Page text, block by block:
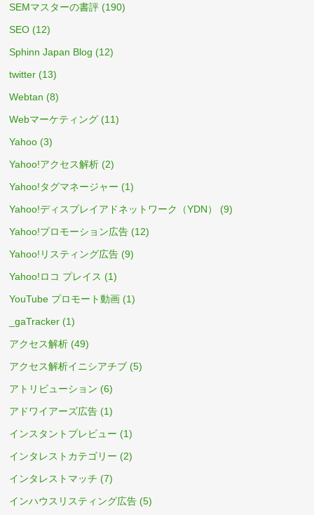
SEMマスターの書評 (190)
SEO (12)
Sphinn Japan Blog (12)
twitter (13)
Webtan (8)
Webマーケティング (11)
Yahoo (3)
Yahoo!アクセス解析 (2)
Yahoo!タグマネージャー (1)
Yahoo!ディスプレイアドネットワーク（YDN）
(9)
Yahoo!プロモーション広告 (12)
Yahoo!リスティング広告 (9)
Yahoo!ロコ プレイス (1)
YouTube プロモート動画 (1)
_gaTracker (1)
アクセス解析 (49)
アクセス解析イニシアチブ (5)
アトリビューション (6)
アドワイアーズ広告 (1)
インスタントプレビュー (1)
インタレストカテゴリー (2)
インタレストマッチ (7)
インハウスリスティング広告 (5)